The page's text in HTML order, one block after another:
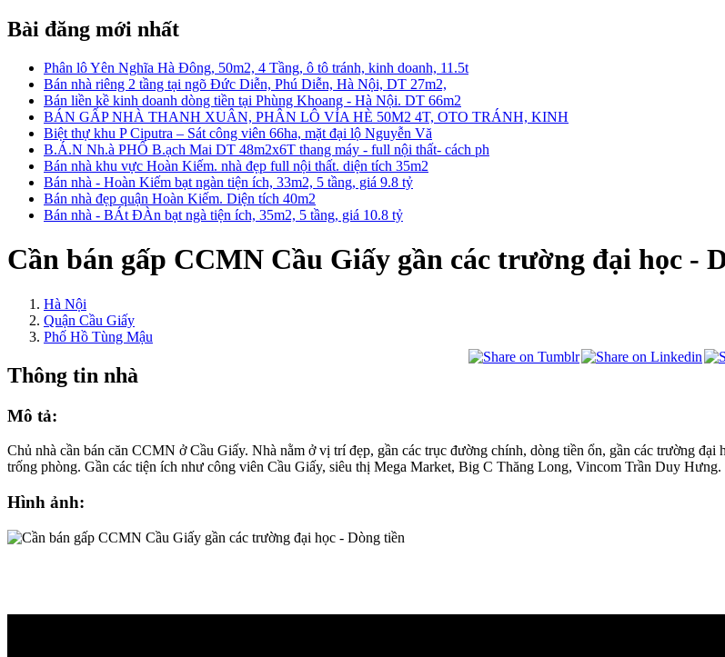
Bài đăng mới nhất
Phân lô Yên Nghĩa Hà Đông, 50m2, 4 Tầng, ô tô tránh, kinh doanh, 11.5t
Bán nhà riêng 2 tầng tại ngõ Đức Diễn, Phú Diễn, Hà Nội, DT 27m2,
Bán liền kề kinh doanh dòng tiền tại Phùng Khoang - Hà Nội. DT 66m2
BÁN GẤP NHÀ THANH XUÂN, PHÂN LÔ VỈA HÈ 50M2 4T, OTO TRÁNH, KINH
Biệt thự khu P Ciputra – Sát công viên 66ha, mặt đại lộ Nguyễn Vă
B.Á.N Nh.à PHỐ B.ạch Mai DT 48m2x6T thang máy - full nội thất- cách ph
Bán nhà khu vực Hoàn Kiếm. nhà đẹp full nội thất. diện tích 35m2
Bán nhà - Hoàn Kiếm bạt ngàn tiện ích, 33m2, 5 tầng, giá 9.8 tỷ
Bán nhà đẹp quận Hoàn Kiếm. Diện tích 40m2
Bán nhà - BÁt ĐÀn bạt ngà tiện ích, 35m2, 5 tầng, giá 10.8 tỷ
Cần bán gấp CCMN Cầu Giấy gần các trường đại học -
Hà Nội
Quận Cầu Giấy
Phố Hồ Tùng Mậu
Thông tin nhà
Mô tả:
Chủ nhà cần bán căn CCMN ở Cầu Giấy. Nhà nằm ở vị trí đẹp, gần các trục đường chính, dòng tiền ổn, gần các trường
trống phòng. Gần các tiện ích như công viên Cầu Giấy, siêu thị Mega Market, Big C Thăng Long, Vincom Trần Duy Hưng.
Hình ảnh: